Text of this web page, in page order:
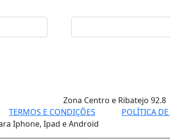
Zona Centro e Ribatejo 92.8
TERMOS E CONDIÇÕES POLÍTICA
Iphone, Ipad e Android